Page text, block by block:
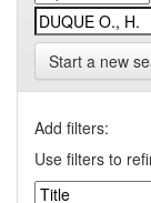
Start a new
Add filters:
Use filters to